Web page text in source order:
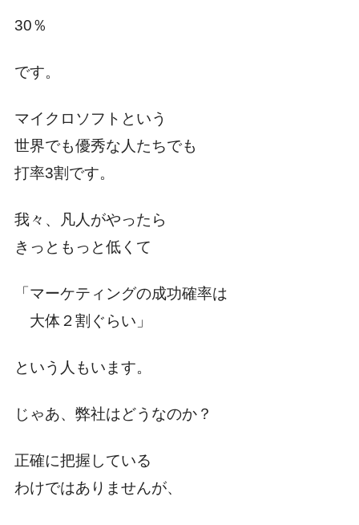
30％
です。
マイクロソフトという
世界でも優秀な人たちでも
打率3割です。
我々、凡人がやったら
きっともっと低くて
「マーケティングの成功確率は
大体２割ぐらい」
という人もいます。
じゃあ、弊社はどうなのか？
正確に把握している
わけではありませんが、